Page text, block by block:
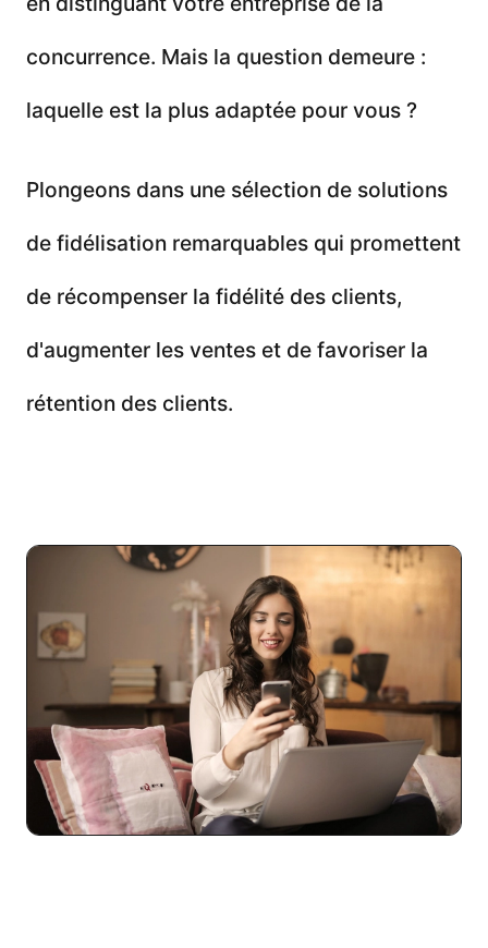
concurrence. Mais la question demeure :
laquelle est la plus adaptée pour vous ?
Plongeons dans une sélection de solutions
de fidélisation remarquables qui promettent
de récompenser la fidélité des clients,
d'augmenter les ventes et de favoriser la
rétention des clients.